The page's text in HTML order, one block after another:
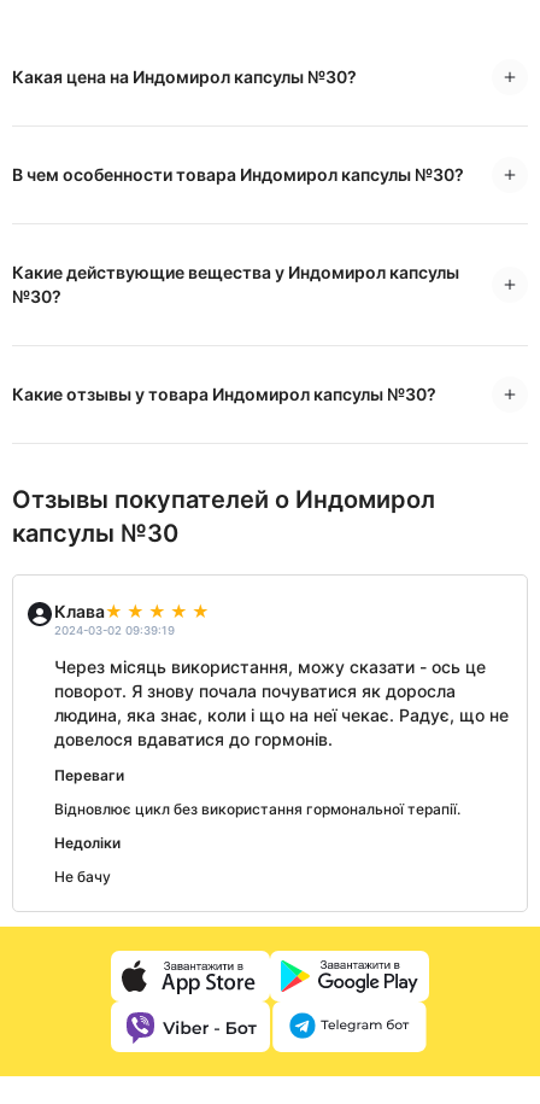
Какая цена на Индомирол капсулы №30?
В чем особенности товара Индомирол капсулы №30?
Какие действующие вещества у Индомирол капсулы
№30?
Какие отзывы у товара Индомирол капсулы №30?
Отзывы покупателей о Индомирол
капсулы №30
Клава
2024-03-02 09:39:19
Через місяць використання, можу сказати - ось це
поворот. Я знову почала почуватися як доросла
людина, яка знає, коли і що на неї чекає. Радує, що не
довелося вдаватися до гормонів.
Переваги
Відновлює цикл без використання гормональної терапії.
Недоліки
Не бачу